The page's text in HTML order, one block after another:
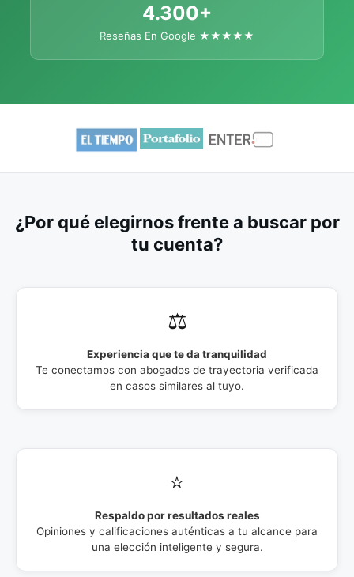
4.300+
Reseñas En Google ★★★★★
¿Por qué elegirnos frente a buscar por
tu cuenta?
⚖️
Experiencia que te da tranquilidad
Te conectamos con abogados de trayectoria verificada
en casos similares al tuyo.
⭐
Respaldo por resultados reales
Opiniones y calificaciones auténticas a tu alcance para
una elección inteligente y segura.